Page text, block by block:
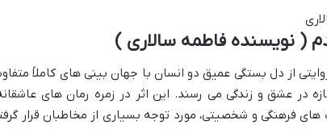
نویسنده فاطمه سالاری )
از دل بستگی عمیق دو انسان با جهان بینی های کاملاً
در عشق و زندگی می رسند. این اثر در زمره رمان های
های فرهنگی و شخصیتی، مورد توجه بسیاری از مخاطبان قرار